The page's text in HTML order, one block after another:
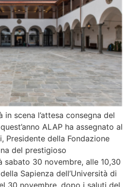
in scena l’attesa consegna del
ALAP ha assegnato al
Presidente della Fondazione
del prestigioso
sabato 30 novembre, alle 10,30
Sapienza dell’Università di
30 novembre, dopo i saluti del